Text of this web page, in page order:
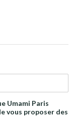
Umami Paris
vous proposer des